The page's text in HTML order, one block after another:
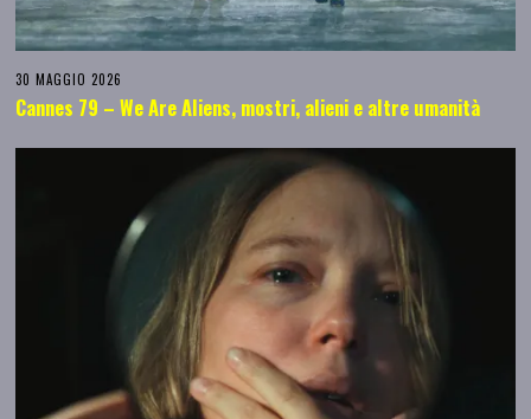
30 MAGGIO 2026
Cannes 79 – We Are Aliens, mostri, alieni e altre umanità